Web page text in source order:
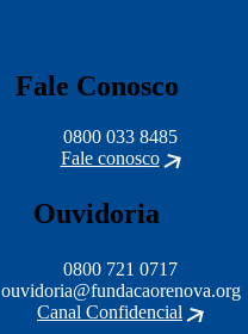
Fale Conosco
0800 033 8485
Fale conosco
Ouvidoria
0800 721 0717
ouvidoria@fundacaorenova.org
Canal Confidencial